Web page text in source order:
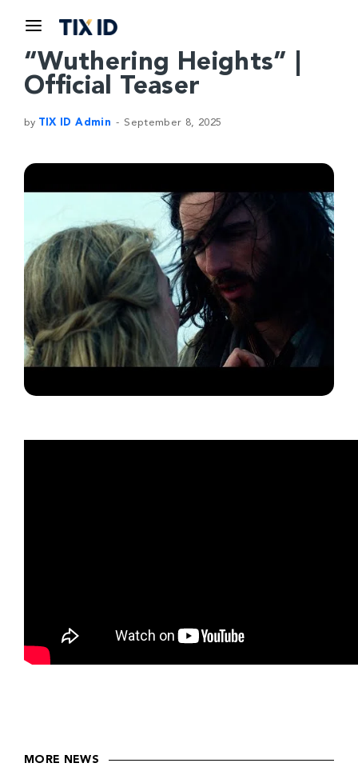
“Wuthering Heights” |
Official Teaser
by TIX ID Admin September 8, 2025
MORE NEWS